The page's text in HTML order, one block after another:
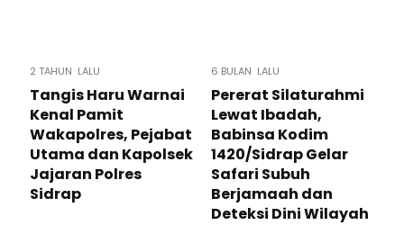
2 TAHUN LALU
Tangis Haru Warnai
Kenal Pamit
Wakapolres, Pejabat
Utama dan Kapolsek
Jajaran Polres
Sidrap
6 BULAN LALU
Pererat Silaturahmi
Lewat Ibadah,
Babinsa Kodim
1420/Sidrap Gelar
Safari Subuh
Berjamaah dan
Deteksi Dini Wilayah